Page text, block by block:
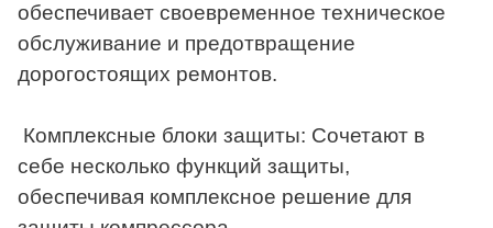
обеспечивает своевременное техническое
обслуживание и предотвращение
дорогостоящих ремонтов.
Комплексные блоки защиты: Сочетают в
себе несколько функций защиты,
обеспечивая комплексное решение для